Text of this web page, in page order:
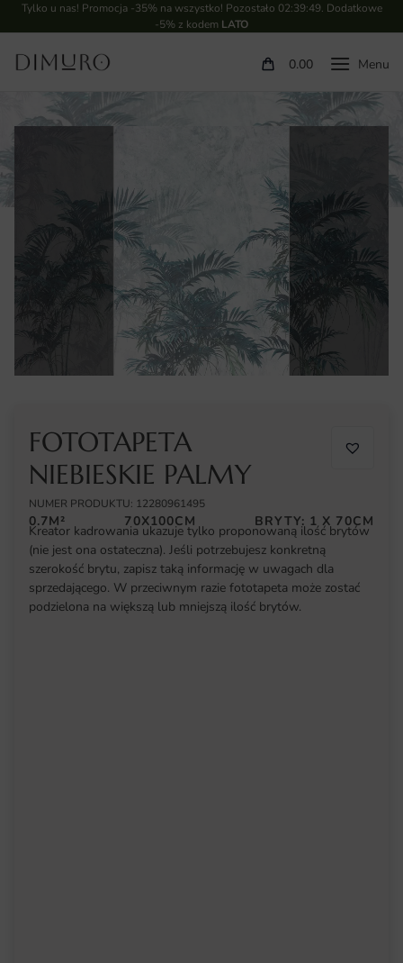
Tylko u nas! Promocja -35% na wszystko! Pozostało 02:39:49. Dodatkowe
-5% z kodem LATO
0.00
FOTOTAPETA
NIEBIESKIE PALMY
NUMER PRODUKTU: 12280961495
0.7M² 70X100CM BRYTY: 1 X 70CM
Kreator kadrowania ukazuje tylko proponowaną ilość brytów
(nie jest ona ostateczna). Jeśli potrzebujesz konkretną
szerokość brytu, zapisz taką informację w uwagach dla
sprzedającego. W przeciwnym razie fototapeta może zostać
podzielona na większą lub mniejszą ilość brytów.